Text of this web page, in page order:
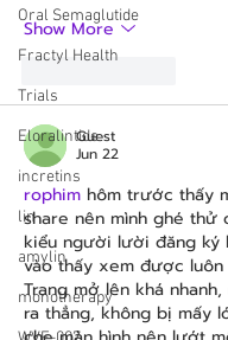
Oral Semaglutide
Fractyl Health
Trials
Eloralintide
incretins
lin
amylin
monotherapy
Show More
Like
Guest
Jun 22
rophim hôm trước thấy
share nên mình ghé thử
kiểu người lười đăng ký
vào thấy xem được luôn
Trang mở lên khá
ra thẳng, không bị mấy